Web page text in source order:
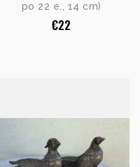
po 22 e., 14 cm)
€22